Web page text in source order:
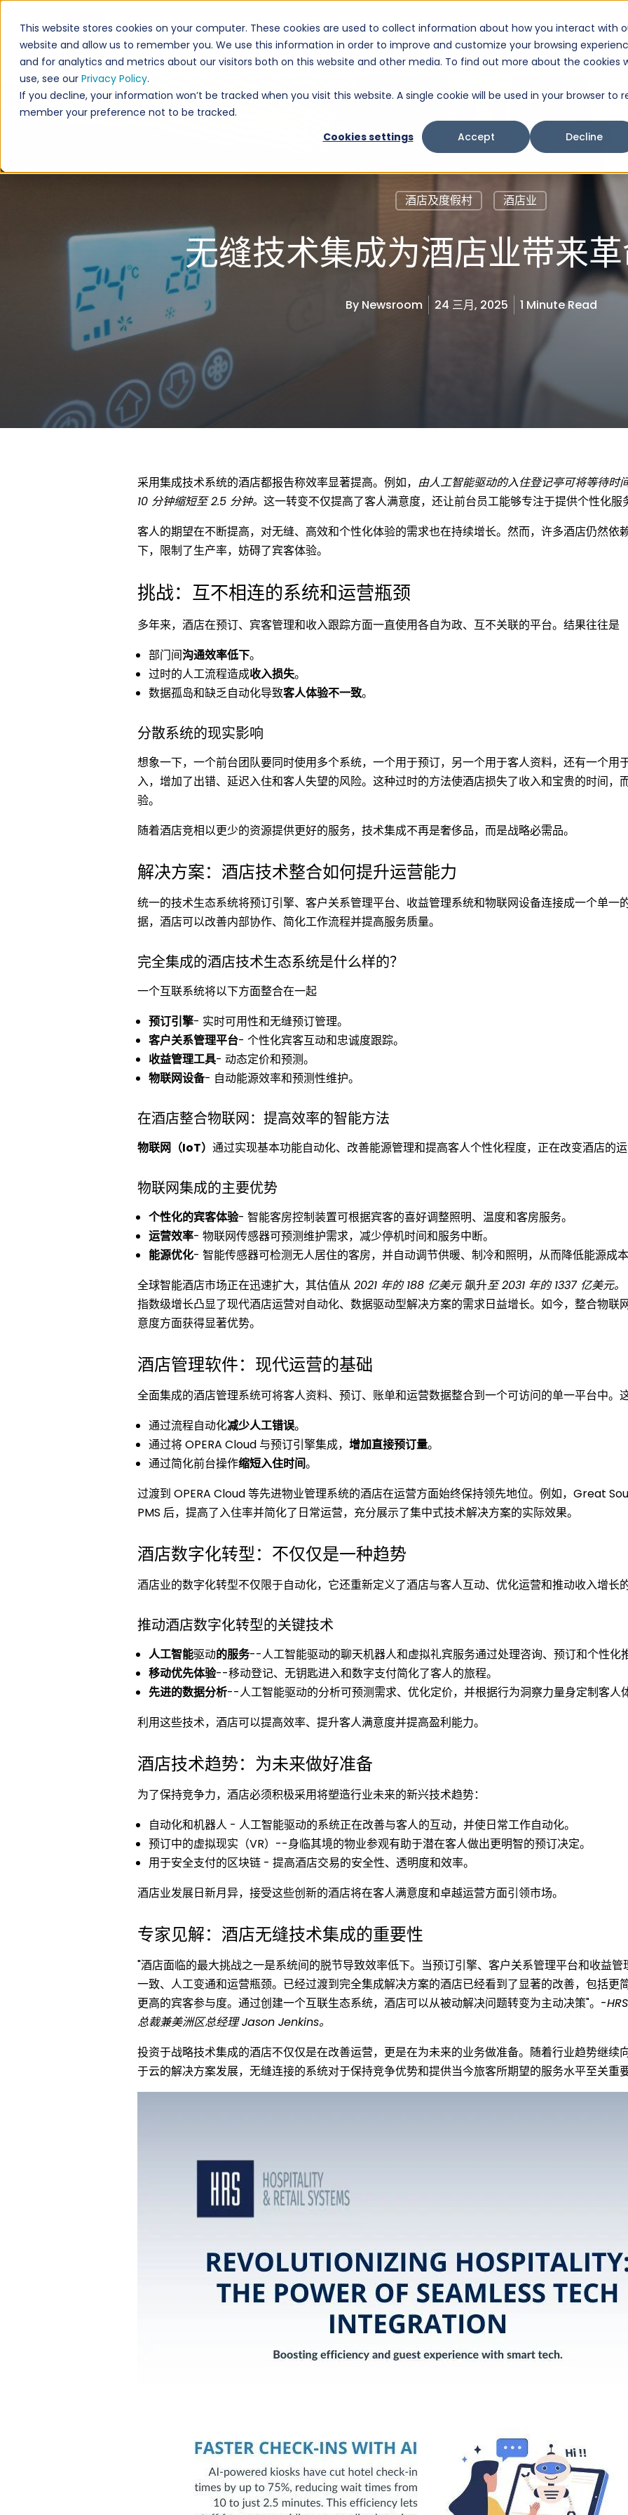
This website stores cookies on your computer. These cookies are used to collect information about how you interact with
website and allow us to remember you. We use this information in order to improve and customize your browsing
and for analytics and metrics about our visitors both on this website and other media. To find out more about the cookies
use, see our Privacy Policy.
If you decline, your information won’t be tracked when you visit this website. A single cookie will be used in your browser to
member your preference not to be tracked.
Cookies settings
Accept Decline
解决方案 产品 服务 关于我们 支持
这是一个附加了自动建议功能的搜索字段。
酒店及度假村 酒店业
无缝技术集成为酒店业带来
By Newsroom 24 三月, 2025 1 Minute Read
采用集成技术系统的酒店都报告称效率显著提高。例如， 由人工智能驱动的入住登记亭可将等待时
10 分钟缩短至 2.5 分钟。 这一转变不仅提高了客人满意度，还让前台员工能够专注于提供个性化服
客人的期望在不断提高，对无缝、高效和个性化体验的需求也在持续增长。然而，许多酒店仍然依
下，限制了生产率，妨碍了宾客体验。
挑战：互不相连的系统和运营瓶颈
多年来，酒店在预订、宾客管理和收入跟踪方面一直使用各自为政、互不关联的平台。结果往往是
部门间沟通效率低下。
过时的人工流程造成收入损失。
数据孤岛和缺乏自动化导致客人体验不一致。
分散系统的现实影响
想象一下，一个前台团队要同时使用多个系统，一个用于预订，另一个用于客人资料，还有一个用
入，增加了出错、延迟入住和客人失望的风险。这种过时的方法使酒店损失了收入和宝贵的时间，
验。
随着酒店竞相以更少的资源提供更好的服务，技术集成不再是奢侈品，而是战略必需品。
解决方案：酒店技术整合如何提升运营能力
统一的技术生态系统将预订引擎、客户关系管理平台、收益管理系统和物联网设备连接成一个单一
据，酒店可以改善内部协作、简化工作流程并提高服务质量。
完全集成的酒店技术生态系统是什么样的？
一个互联系统将以下方面整合在一起
预订引擎- 实时可用性和无缝预订管理。
客户关系管理平台- 个性化宾客互动和忠诚度跟踪。
收益管理工具- 动态定价和预测。
物联网设备- 自动能源效率和预测性维护。
在酒店整合物联网：提高效率的智能方法
物联网（IoT） 通过实现基本功能自动化、改善能源管理和提高客人个性化程度，正在改变酒店的运
物联网集成的主要优势
个性化的宾客体验- 智能客房控制装置可根据宾客的喜好调整照明、温度和客房服务。
运营效率- 物联网传感器可预测维护需求，减少停机时间和服务中断。
能源优化- 智能传感器可检测无人居住的客房，并自动调节供暖、制冷和照明，从而降低能源成本
全球智能酒店市场正在迅速扩大，其估值从 2021 年的 188 亿美元飙升至 2031 年的 1337 亿美元。
指数级增长凸显了现代酒店运营对自动化、数据驱动型解决方案的需求日益增长。如今，整合物联
意度方面获得显著优势。
酒店管理软件：现代运营的基础
全面集成的酒店管理系统可将客人资料、预订、账单和运营数据整合到一个可访问的单一平台中。
通过流程自动化减少人工错误。
通过将 OPERA Cloud 与预订引擎集成， 增加直接预订量。
通过简化前台操作缩短入住时间。
过渡到 OPERA Cloud 等先进物业管理系统的酒店在运营方面始终保持领先地位。例如，Great
PMS 后，提高了入住率并简化了日常运营，充分展示了集中式技术解决方案的实际效果。
酒店数字化转型：不仅仅是一种趋势
酒店业的数字化转型不仅限于自动化，它还重新定义了酒店与客人互动、优化运营和推动收入增长的
推动酒店数字化转型的关键技术
人工智能驱动的服务--人工智能驱动的聊天机器人和虚拟礼宾服务通过处理咨询、预订和个性化
移动优先体验--移动登记、无钥匙进入和数字支付简化了客人的旅程。
先进的数据分析--人工智能驱动的分析可预测需求、优化定价，并根据行为洞察力量身定制客人
利用这些技术，酒店可以提高效率、提升客人满意度并提高盈利能力。
酒店技术趋势：为未来做好准备
为了保持竞争力，酒店必须积极采用将塑造行业未来的新兴技术趋势：
自动化和机器人 - 人工智能驱动的系统正在改善与客人的互动，并使日常工作自动化。
预订中的虚拟现实（VR）--身临其境的物业参观有助于潜在客人做出更明智的预订决定。
用于安全支付的区块链 - 提高酒店交易的安全性、透明度和效率。
酒店业发展日新月异，接受这些创新的酒店将在客人满意度和卓越运营方面引领市场。
专家见解：酒店无缝技术集成的重要性
"酒店面临的最大挑战之一是系统间的脱节导致效率低下。当预订引擎、客户关系管理平台和收益
一致、人工变通和运营瓶颈。已经过渡到完全集成解决方案的酒店已经看到了显著的改善，包括更
更高的宾客参与度。通过创建一个互联生态系统，酒店可以从被动解决问题转变为主动决策"。-
总裁兼美洲区总经理 Jason Jenkins。
投资于战略技术集成的酒店不仅仅是在改善运营，更是在为未来的业务做准备。随着行业趋势继续
于云的解决方案发展，无缝连接的系统对于保持竞争优势和提供当今旅客所期望的服务水平至关重要